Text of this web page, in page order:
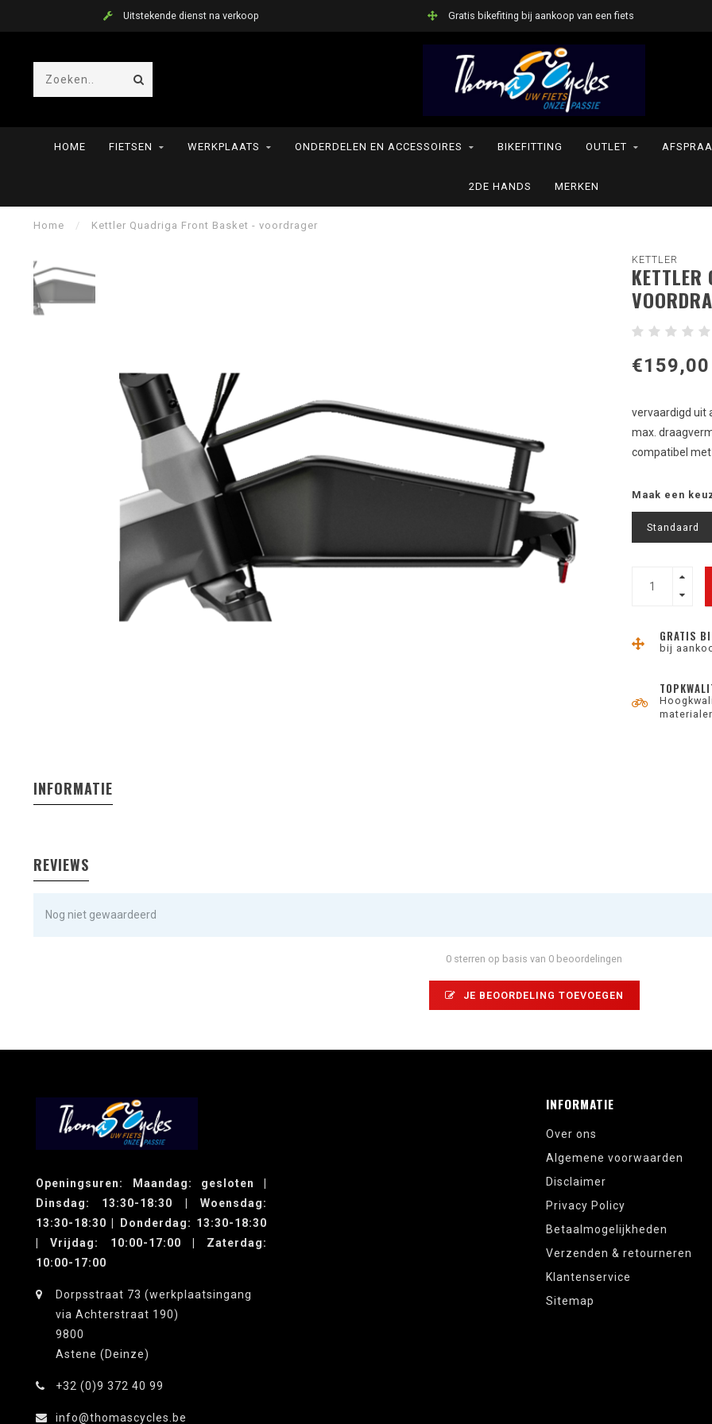
Uitstekende dienst na verkoop Gratis bikefiting bij aankoop van een fiets
HOME FIETSEN WERKPLAATS ONDERDELEN EN ACCESSOIRES BIKEFITTING OUTLET
2DE HANDS MERKEN
Home / Kettler Quadriga Front Basket - voordrager
KETTLER
KETTLER
€159,00
vervaardigd uit
max.
compatibel
Maak een
Standaard
GRATIS
bij
INFORMATIE
REVIEWS
Nog niet gewaardeerd
0 sterren op basis van 0 beoordelingen
JE BEOORDELING TOEVOEGEN
Openingsuren: Maandag: gesloten |
Dinsdag: 13:30-18:30 | Woensdag:
13:30-18:30 | Donderdag: 13:30-18:30
| Vrijdag: 10:00-17:00 | Zaterdag:
10:00-17:00
Dorpsstraat 73 (werkplaatsingang
via Achterstraat 190)
9800
Astene (Deinze)
+32 (0)9 372 40 99
info@thomascycles.be
INFORMATIE
Over ons
Algemene voorwaarden
Disclaimer
Privacy Policy
Betaalmogelijkheden
Verzenden & retourneren
Klantenservice
Sitemap